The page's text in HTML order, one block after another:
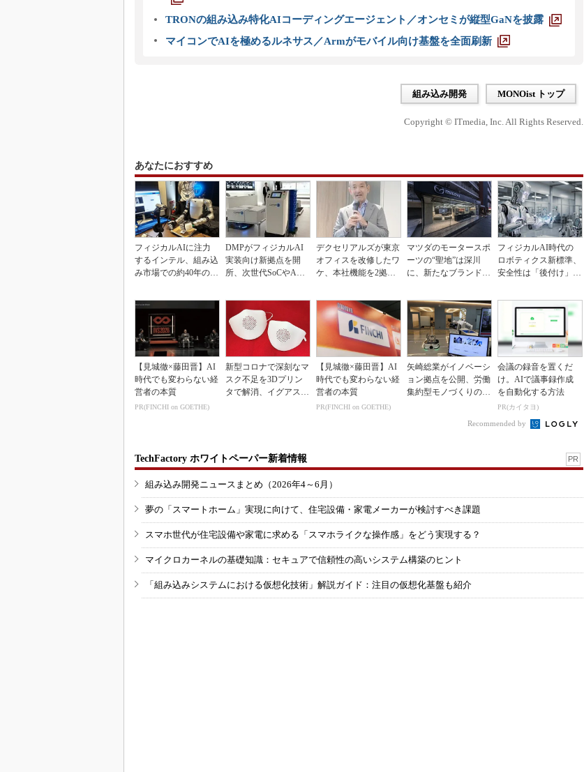
TRONの組み込み特化AIコーディングエージェント／オンセミが縦型GaNを披露
マイコンでAIを極めるルネサス／Armがモバイル向け基盤を全面刷新
組み込み開発 MONOist トップ
Copyright © ITmedia, Inc. All Rights Reserved.
あなたにおすすめ
フィジカルAIに注力
するインテル、組み込
み市場での約40年の実
DMPがフィジカルAI
実装向け新拠点を開
所、次世代SoCやAM
デクセリアルズが東京
オフィスを改修したワ
ケ、本社機能を2拠点
マツダのモータースポ
ーツの“聖地”は深川
に、新たなブランド体
フィジカルAI時代の
ロボティクス新標準、
安全性は「後付け」で
【見城徹×藤田晋】AI
時代でも変わらない経
営者の本質
PR(FINCHI on GOETHE)
新型コロナで深刻なマ
スク不足を3Dプリン
タで解消、イグアスが
【見城徹×藤田晋】AI
時代でも変わらない経
営者の本質
PR(FINCHI on GOETHE)
矢崎総業がイノベーシ
ョン拠点を公開、労働
集約型モノづくりのス
会議の録音を置くだ
け。AIで議事録作成
を自動化する方法
PR(カイタヨ)
Recommended by
TechFactory ホワイトペーパー新着情報 PR
組み込み開発ニュースまとめ（2026年4～6月）
夢の「スマートホーム」実現に向けて、住宅設備・家電メーカーが検討すべき課題
スマホ世代が住宅設備や家電に求める「スマホライクな操作感」をどう実現する？
マイクロカーネルの基礎知識：セキュアで信頼性の高いシステム構築のヒント
「組み込みシステムにおける仮想化技術」解説ガイド：注目の仮想化基盤も紹介